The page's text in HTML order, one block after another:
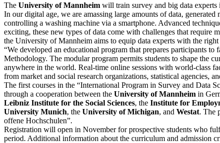
The University of Mannheim will train survey and big data experts
In our digital age, we are amassing large amounts of data,
controlling a washing machine via a smartphone. Advanced
exciting, these new types of data come with challenges that require
the University of Mannheim aims to equip data experts with the
“We developed an educational program that prepares participants
Methodology. The modular program permits students to shape the
anywhere in the world. Real-time online sessions with world-class
from market and social research organizations, statistical
The first courses in the “International Program in Survey and Data
through a cooperation between the University of Mannheim in
Leibniz Institute for the Social Sciences, the Institute for
University Munich, the University of Michigan, and Westat. The
offene Hochschulen”.
Registration will open in November for prospective students who
period. Additional information about the curriculum and admission